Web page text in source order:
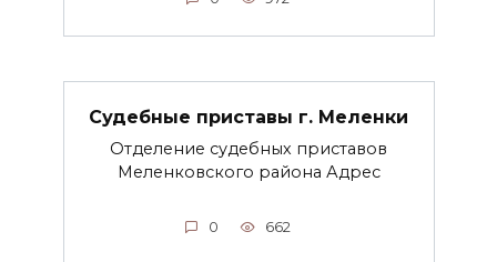
Судебные приставы г. Меленки
Отделение судебных приставов
Меленковского района Адрес
0 662